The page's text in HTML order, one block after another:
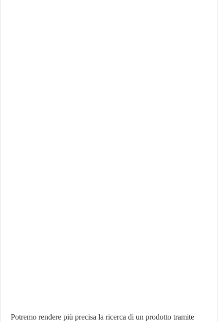
Potremo rendere più precisa la ricerca di un prodotto tramite